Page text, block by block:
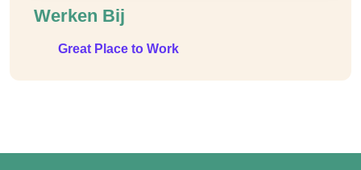
Werken Bij
Great Place to Work